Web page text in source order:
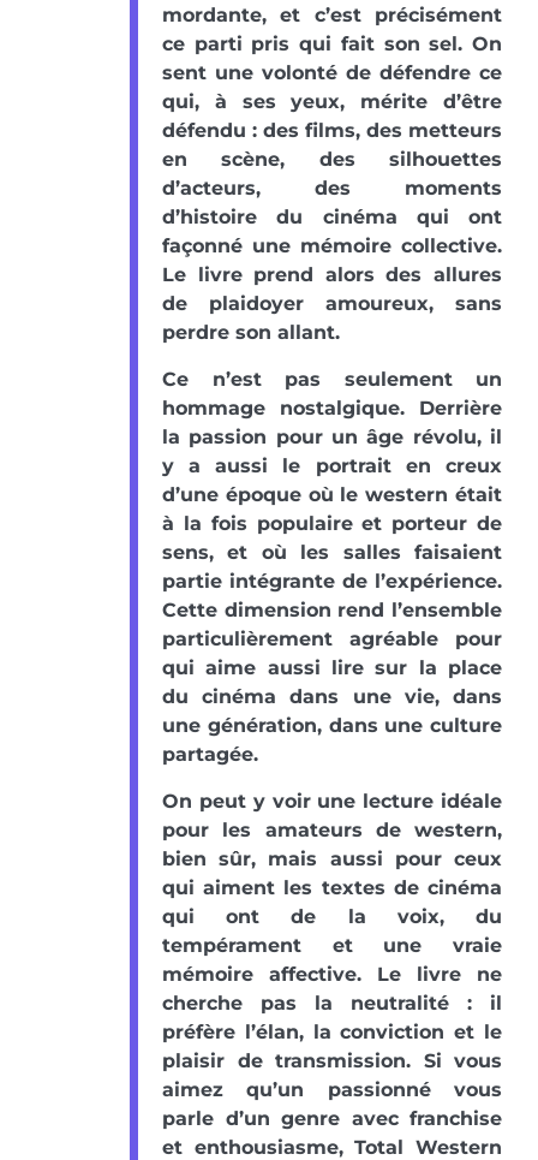
mordante, et c’est précisément
ce parti pris qui fait son sel. On
sent une volonté de défendre ce
qui, à ses yeux, mérite d’être
défendu : des films, des metteurs
en scène, des silhouettes
d’acteurs, des moments
d’histoire du cinéma qui ont
façonné une mémoire collective.
Le livre prend alors des allures
de plaidoyer amoureux, sans
perdre son allant.
Ce n’est pas seulement un
hommage nostalgique. Derrière
la passion pour un âge révolu, il
y a aussi le portrait en creux
d’une époque où le western était
à la fois populaire et porteur de
sens, et où les salles faisaient
partie intégrante de l’expérience.
Cette dimension rend l’ensemble
particulièrement agréable pour
qui aime aussi lire sur la place
du cinéma dans une vie, dans
une génération, dans une culture
partagée.
On peut y voir une lecture idéale
pour les amateurs de western,
bien sûr, mais aussi pour ceux
qui aiment les textes de cinéma
qui ont de la voix, du
tempérament et une vraie
mémoire affective. Le livre ne
cherche pas la neutralité : il
préfère l’élan, la conviction et le
plaisir de transmission. Si vous
aimez qu’un passionné vous
parle d’un genre avec franchise
et enthousiasme, Total Western